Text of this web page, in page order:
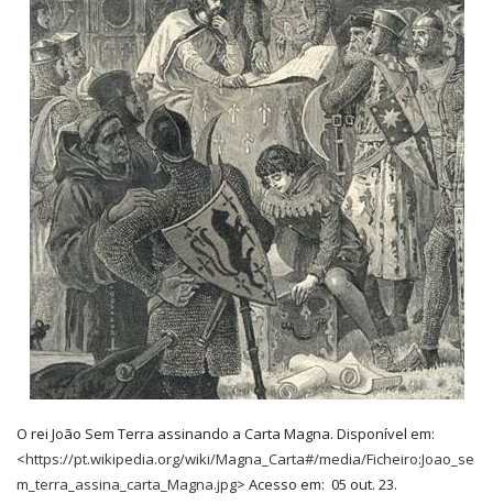
O rei João Sem Terra assinando a Carta Magna. Disponível em:
<https://pt.wikipedia.org/wiki/Magna_Carta#/media/Ficheiro:Joao_se
m_terra_assina_carta_Magna.jpg> Acesso em: 05 out. 23.